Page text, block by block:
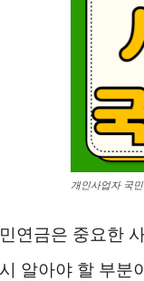
개인사업자 국
연금은 중요한
알아야 할 부분